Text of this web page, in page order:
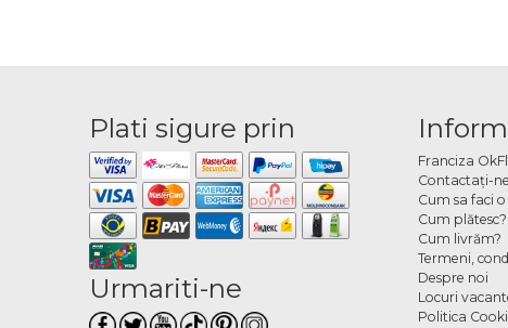
Categoria
Plati sigure prin
Urmariti-ne
Franciza
Contactaţi-ne
Cum sa faci
Cum plătesc?
Cum livrăm?
Termeni,
Despre noi
Locuri
Politica